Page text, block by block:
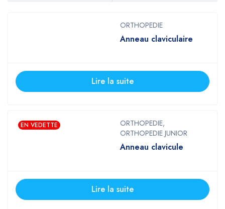
ORTHOPEDIE
Anneau claviculaire
Lire la suite
EN VEDETTE ORTHOPEDIE,
ORTHOPEDIE JUNIOR
Anneau clavicule
Lire la suite